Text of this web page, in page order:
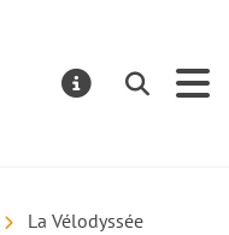
Suchen
La Vélodyssée